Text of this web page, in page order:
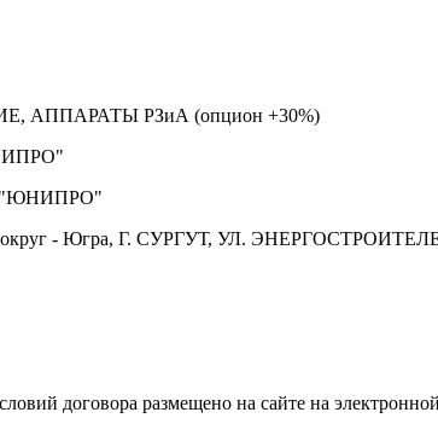
РЗиА (опцион +30%)
округ - Югра, Г. СУРГУТ, УЛ.
договора размещено на сайте на